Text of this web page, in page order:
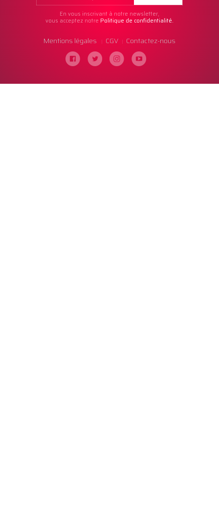
En vous inscrivant à notre newsletter,
vous acceptez notre Politique de confidentialité.
Mentions légales | CGV | Contactez-nous